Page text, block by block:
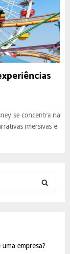
se concentra na
imersivas e
empresa?